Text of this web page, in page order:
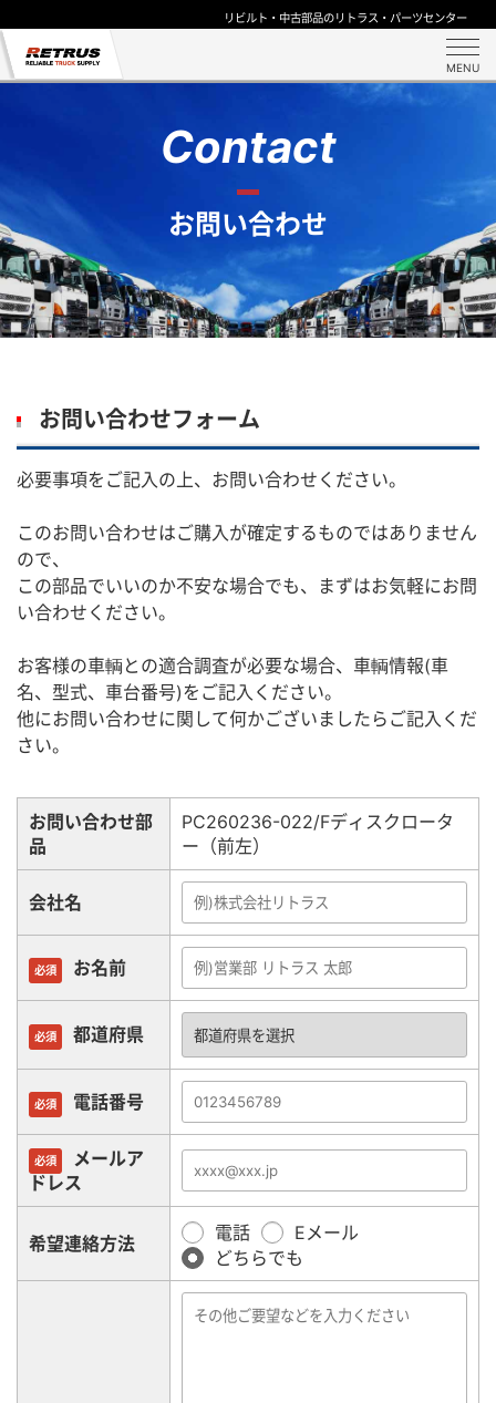
リビルト・中古部品のリトラス・パーツセンター
MENU
Contact
お問い合わせ
お問い合わせフォーム
必要事項をご記入の上、お問い合わせください。
このお問い合わせはご購入が確定するものではありません
ので、
この部品でいいのか不安な場合でも、まずはお気軽にお問
い合わせください。
お客様の車輌との適合調査が必要な場合、車輌情報(車
名、型式、車台番号)をご記入ください。
他にお問い合わせに関して何かございましたらご記入くだ
さい。
お問い合わせ部
品
PC260236-022/Fディスクロータ
ー（前左）
会社名
必須 お名前
必須 都道府県
必須 電話番号
必須
メールア
ドレス
希望連絡方法
電話
Eメール
どちらでも